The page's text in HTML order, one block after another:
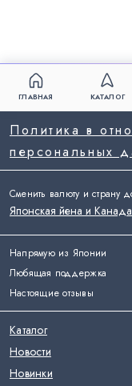
ГЛАВНАЯ КАТАЛОГ
Напрямую из Японии
Любящая поддержка
Настоящие отзывы
Политика в
персональных
Каталог
Новости
Новинки
Сменить валюту и страну
Японская йена и Канада